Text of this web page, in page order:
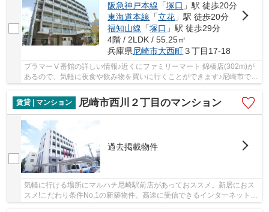
阪急神戸本線 「塚口 」駅 徒歩20分
東海道本線 「立花 」駅 徒歩20分
福知山線 「塚口 」駅 徒歩29分
4階 / 2LDK / 55.25㎡
兵庫県尼崎市大西町３丁目17-18
プラマーⅤ番館の詳しい情報♪近くにファミリーマート 錦橋店(302m)が
あるので、気軽に夜食や飲み物を買いに行くことができます♪尼崎市での
賃貸 | マンション
尼崎市西川２丁目のマンション
過去掲載物件
気軽に行ける場所にマルハチ尼崎駅前店があっておススメ。新居におス
スメ!こだわり条件No,1の新築物件。高速に受信できるインターネットな